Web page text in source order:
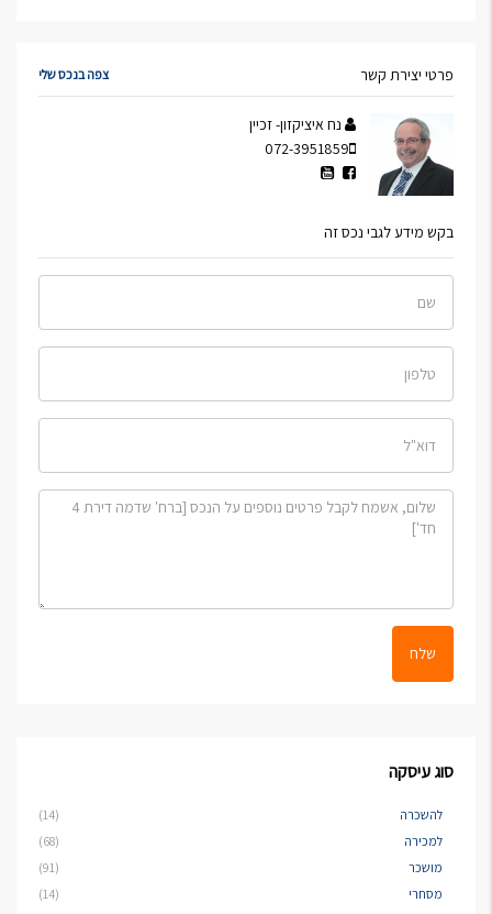
פרטי יצירת קשר צפה בנכס שלי
נח איציקזון- זכיין
072-3951859
בקש מידע לגבי נכס זה
שלח
סוג עיסקה
להשכרה
(14)
למכירה
(68)
מושכר
(91)
מסחרי
(14)